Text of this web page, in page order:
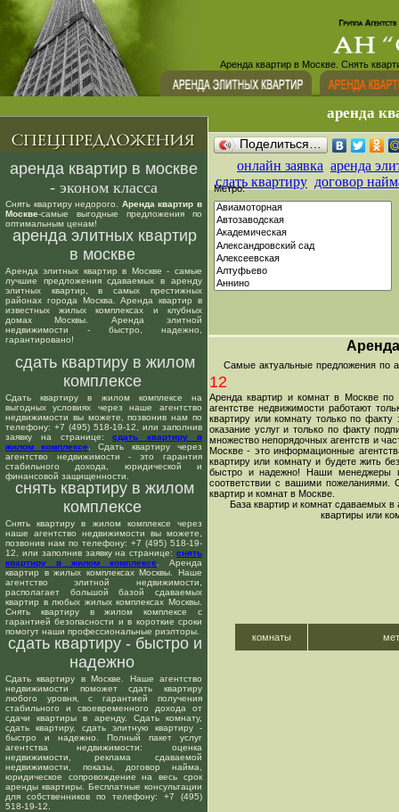
Аренда квартир в Москве. Снять
аренда
аренда квартир в москве
- эконом класса
Снять квартиру недорого. Аренда квартир в
Москве-самые выгодные предложения по
оптимальным ценам!
аренда элитных квартир
в москве
Аренда элитных квартир в Москве - самые
лучшие предложения сдаваемых в аренду
элитных квартир, в самых престижных
районах города Москва. Аренда квартир в
известных жилых комплексах и клубных
домах Москвы. Аренда элитной
недвижимости - быстро, надежно,
гарантировано!
сдать квартиру в жилом
комплексе
Сдать квартиру в жилом комплексе на
выгодных условиях через наше агентство
недвижимости вы можете, позвонив нам по
телефону: +7 (495) 518-19-12, или заполнив
заявку на странице:сдать квартиру в
жилом комплексе . Сдать квартиру через
агентство недвижимости - это гарантия
стабильного дохода, юридической и
финансовой защищенности.
снять квартиру в жилом
комплексе
Снять квартиру в жилом комплексе через
наше агентство недвижимости вы можете,
позвонив нам по телефону: +7 (495) 518-19-
12, или заполнив заявку на странице: снять
квартиру в жилом комплексе . Аренда
квартир в жилых комплексах Москвы. Наше
агентство элитной недвижимости,
располагает большой базой сдаваемых
квартир в любых жилых комплексах Москвы.
Снять квартиру в жилом комплексе с
гарантией безопасности и в короткие сроки
помогут наши профессиональные риэлторы.
сдать квартиру - быстро и
надежно
Сдать квартиру в Москве. Наше агентство
недвижимости поможет сдать квартиру
любого уровня, с гарантией получения
стабильного и своевременного дохода от
сдачи квартиры в аренду. Сдать комнату,
сдать квартиру, сдать элитную квартиру -
быстро и надежно. Полный пакет услуг
агентства недвижимости: оценка
недвижимости, реклама сдаваемой
недвижимости, показы, договор найма,
юридическое сопровождение на весь срок
аренды квартиры. Бесплатные консультации
для собственников по телефону: +7 (495)
518-19-12.
Поделиться…
онлайн заявка аренда
сдать квартиру договор
Метро:
Самые актуальные предложения по
12
Аренда квартир и комнат в Москве
агентстве недвижимости работают
квартиру или комнату только по
оказание услуг и только по факту
множество непорядочных агентств и
Москве - это информационные
квартиру или комнату и будете жить
быстро и надежно! Наши менеджеры
соответствии с вашими пожеланиями.
квартир и комнат в Москве.
База квартир и комнат сдаваемых в
квартиры или
комнаты